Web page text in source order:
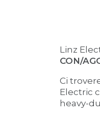
Linz
CON/
Ci
Electric
heavy-